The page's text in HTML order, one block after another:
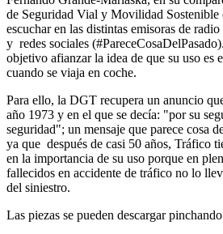
de Seguridad Vial y Movilidad Sostenible
escuchar en las distintas emisoras de
y redes sociales
objetivo afianzar la idea de que su uso es
cuando se viaja en coche.
Para ello, la DGT recupera un anuncio
año 1973 y en el que se decía: "por su
seguridad"; un mensaje que parece cosa
ya que después de casi 50 años, Tráfico
en la importancia de su uso porque en
fallecidos en accidente de tráfico no lo
del siniestro.
Las piezas se pueden descargar pinchando